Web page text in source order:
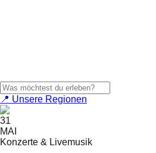
📍 Unsere Regionen
31
MAI
Konzerte & Livemusik